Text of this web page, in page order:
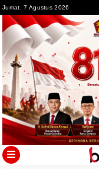
to
content
Jumat, 7 Agustus 2026